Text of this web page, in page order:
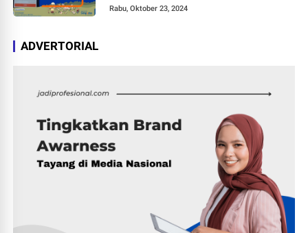
Jasa
Rabu, Oktober 23, 2024
ADVERTORIAL